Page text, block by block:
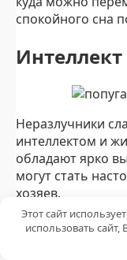
спокойного сна
Неразлучники
интеллектом и
обладают ярко
могут стать
хозяев.
Этот сайт
использовать сайт,